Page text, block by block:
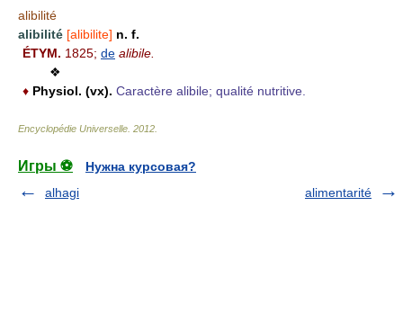
alibilité
alibilité [alibilite] n. f.
ÉTYM. 1825; de alibile.
❖
♦ Physiol. (vx). Caractère alibile; qualité nutritive.
Encyclopédie Universelle 2012
Игры ⚽
Нужна курсовая?
alhagi
alimentarité